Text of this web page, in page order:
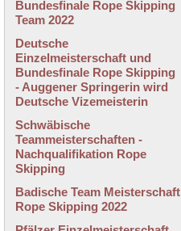
Bundesfinale Rope Skipping
Team 2022
Deutsche
Einzelmeisterschaft und
Bundesfinale Rope Skipping
- Auggener Springerin wird
Deutsche Vizemeisterin
Schwäbische
Teammeisterschaften -
Nachqualifikation Rope
Skipping
Badische Team Meisterschaft
Rope Skipping 2022